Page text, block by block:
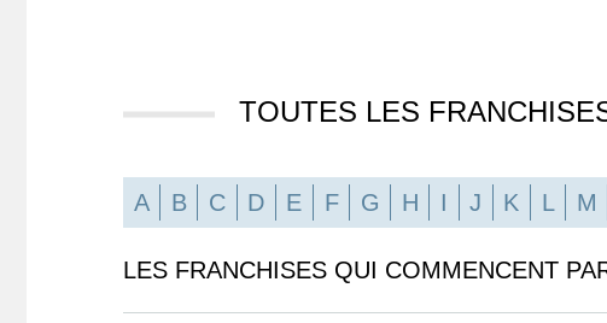
TOUTES LES
A B C D E F G H I J K L M
LES FRANCHISES QUI COMMENCENT